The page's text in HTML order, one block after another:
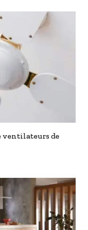
ventilateurs de